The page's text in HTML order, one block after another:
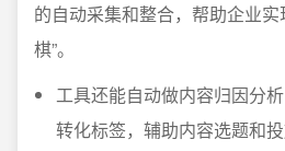
的自动采集和整合，帮助企业实
棋”。
工具还能自动做内容归因分
转化标签，辅助内容选题和投